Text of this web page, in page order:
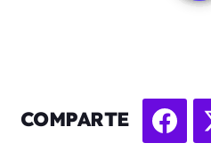
COMPARTE